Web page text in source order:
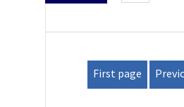
First page